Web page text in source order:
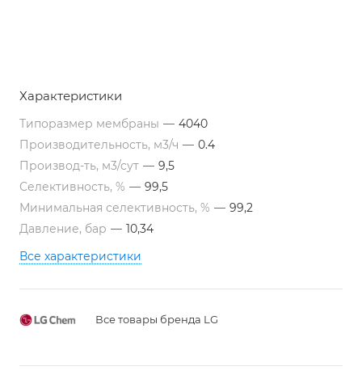
Характеристики
Типоразмер мембраны — 4040
Производительность, м3/ч — 0.4
Производ-ть, м3/сут — 9,5
Селективность, % — 99,5
Минимальная селективность, % — 99,2
Давление, бар — 10,34
Все характеристики
Все товары бренда LG